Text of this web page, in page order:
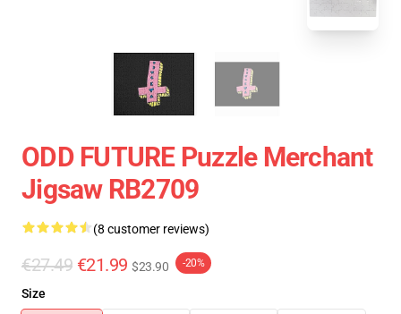
ODD FUTURE Puzzle Merchant
Jigsaw RB2709
(8 customer reviews)
€27.49 €21.99 $23.90 -20%
Size